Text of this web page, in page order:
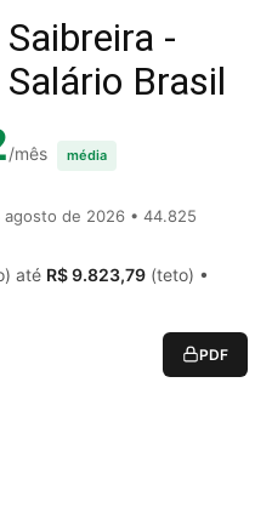
-
Brasil
/mês média
agosto de 2026 • 44.825
até R$ 9.823,79 (teto) •
PDF